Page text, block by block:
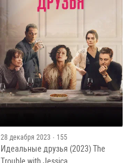
28 декабря 2023 · 155
Идеальные друзья (2023) The
Trouble with Jessica